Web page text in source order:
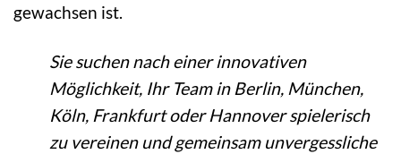
gewachsen ist.
Sie suchen nach einer innovativen
Möglichkeit, Ihr Team in Berlin, München,
Köln, Frankfurt oder Hannover spielerisch
zu vereinen und gemeinsam unvergessliche